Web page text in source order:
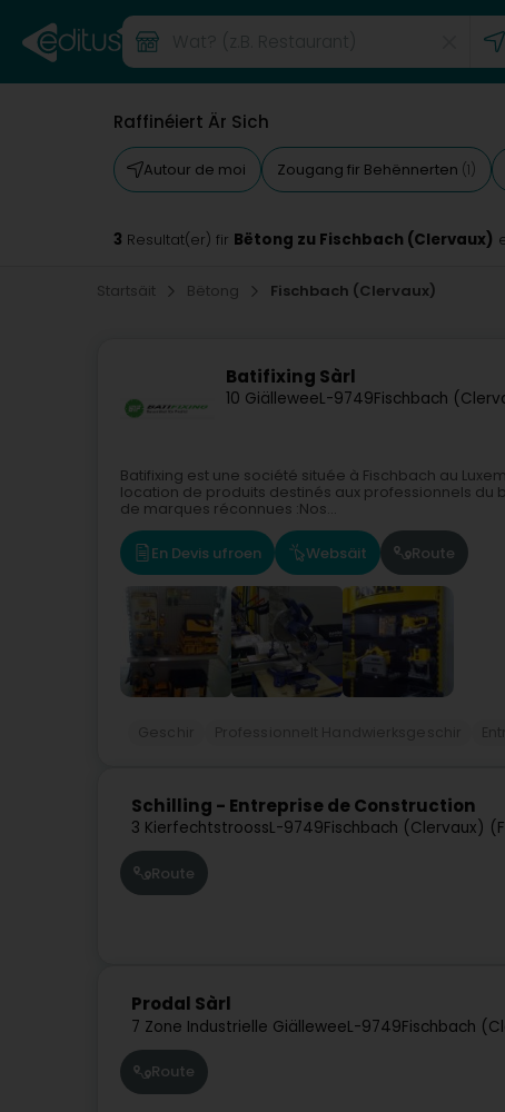
Raffinéiert Är Sich
Autour de moi Zougang fir Behënnerten (1)
3 Resultat(er) fir Bëtong zu Fischbach (Clervaux)
Startsäit Bëtong Fischbach (Clervaux)
Batifixing Sàrl
10 GiälleweeL-9749Fischbach
Batifixing est une société située à Fischbach au
location de produits destinés aux professionnels du
de marques réconnues :Nos...
En Devis ufroen Websäit Route
Schilling - Entreprise de Construction
3 KierfechtstroossL-9749Fischbach (Clervaux)
Route
Prodal Sàrl
7 Zone Industrielle GiälleweeL-9749Fischbach
Route